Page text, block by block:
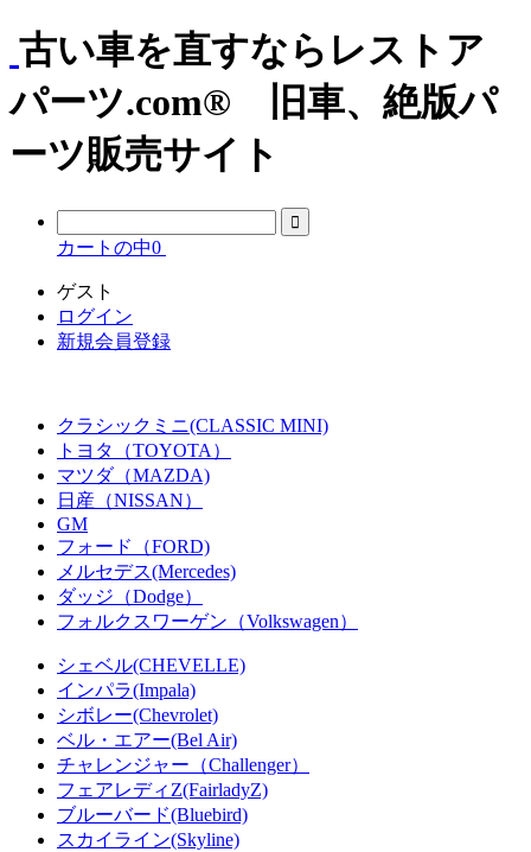
古い車を直すならレストア
パーツ.com® 旧車、絶版パ
ーツ販売サイト
カートの中0
ゲスト
ログイン
新規会員登録
クラシックミニ(CLASSIC MINI)
トヨタ（TOYOTA）
マツダ（MAZDA)
日産（NISSAN）
GM
フォード（FORD)
メルセデス(Mercedes)
ダッジ（Dodge）
フォルクスワーゲン（Volkswagen）
シェベル(CHEVELLE)
インパラ(Impala)
シボレー(Chevrolet)
ベル・エアー(Bel Air)
チャレンジャー（Challenger）
フェアレディZ(FairladyZ)
ブルーバード(Bluebird)
スカイライン(Skyline)